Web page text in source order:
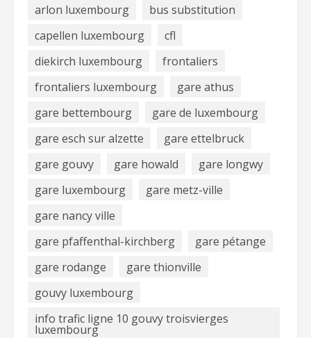
arlon luxembourg
bus substitution
capellen luxembourg
cfl
diekirch luxembourg
frontaliers
frontaliers luxembourg
gare athus
gare bettembourg
gare de luxembourg
gare esch sur alzette
gare ettelbruck
gare gouvy
gare howald
gare longwy
gare luxembourg
gare metz-ville
gare nancy ville
gare pfaffenthal-kirchberg
gare pétange
gare rodange
gare thionville
gouvy luxembourg
info trafic ligne 10 gouvy troisvierges
luxembourg